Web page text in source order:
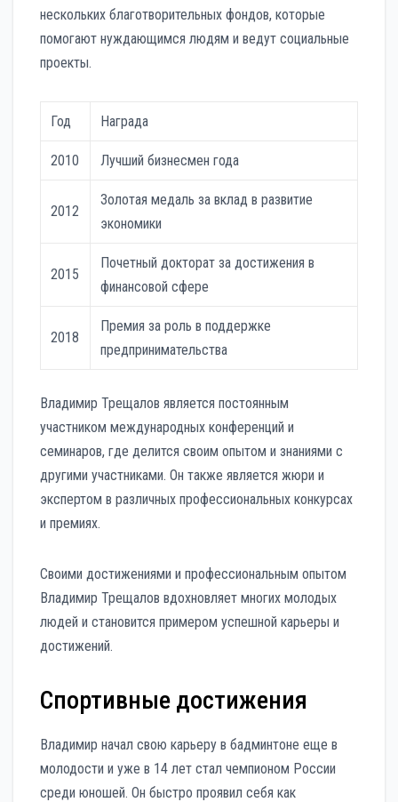
нескольких благотворительных фондов, которые
помогают нуждающимся людям и ведут социальные
проекты.
Год Награда
2010 Лучший бизнесмен года
2012
Золотая медаль за вклад в развитие
экономики
2015
Почетный докторат за достижения в
финансовой сфере
2018
Премия за роль в поддержке
предпринимательства
Владимир Трещалов является постоянным
участником международных конференций и
семинаров, где делится своим опытом и знаниями с
другими участниками. Он также является жюри и
экспертом в различных профессиональных конкурсах
и премиях.
Своими достижениями и профессиональным опытом
Владимир Трещалов вдохновляет многих молодых
людей и становится примером успешной карьеры и
достижений.
Спортивные достижения
Владимир начал свою карьеру в бадминтоне еще в
молодости и уже в 14 лет стал чемпионом России
среди юношей. Он быстро проявил себя как